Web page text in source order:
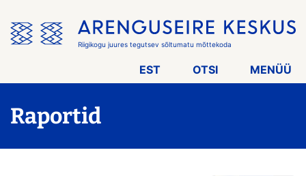
menüü
vahele
Riigikogu juures tegutsev sõltumatu mõttekoda
EST OTSI MENÜÜ
Raportid